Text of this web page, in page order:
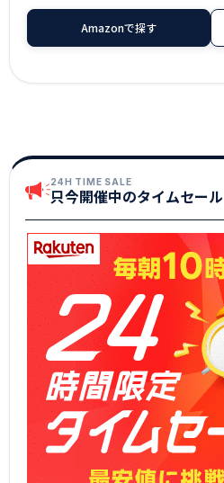
Amazonで探す
24H TIME SALE
只今開催中のタイムセール